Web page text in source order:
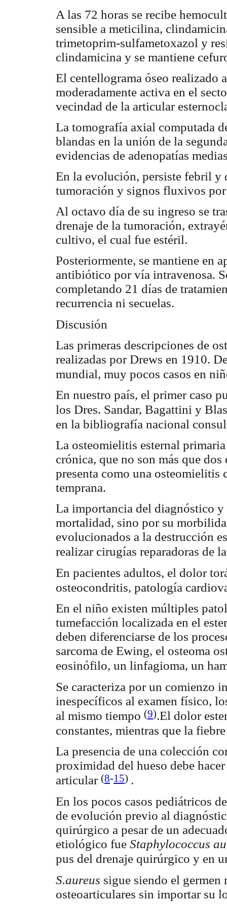
A las 72 horas se recibe
sensible a meticilina,
trimetoprim-sulfametoxazol y
clindamicina y se mantiene
El centellograma óseo realizado
moderadamente activa en el
vecindad de la articular
La tomografía axial computada
blandas en la unión de la
evidencias de adenopatías
En la evolución, persiste febril y
tumoración y signos fluxivos
Al octavo día de su ingreso se
drenaje de la tumoración,
cultivo, el cual fue estéril.
Posteriormente, se mantiene en
antibiótico por vía intravenosa.
completando 21 días de
recurrencia ni secuelas.
Discusión
Las primeras descripciones de
realizadas por Drews en 1910.
mundial, muy pocos casos en
En nuestro país, el primer caso
los Dres. Sandar, Bagattini y
en la bibliografía nacional
La osteomielitis esternal
crónica, que no son más que
presenta como una osteomielitis
temprana.
La importancia del diagnóstico y
mortalidad, sino por su
evolucionados a la destrucción
realizar cirugías reparadoras de
En pacientes adultos, el dolor
osteocondritis, patología
En el niño existen múltiples
tumefacción localizada en el
deben diferenciarse de los
sarcoma de Ewing, el osteoma
eosinófilo, un linfagioma, un
Se caracteriza por un comienzo
inespecíficos al examen físico,
al mismo tiempo (9).El dolor
constantes, mientras que la
La presencia de una colección
proximidad del hueso debe
articular (8-15) .
En los pocos casos pediátricos
de evolución previo al
quirúrgico a pesar de un
etiológico fue Staphylococcus
pus del drenaje quirúrgico y en
S.aureus sigue siendo el germen
osteoarticulares sin importar su